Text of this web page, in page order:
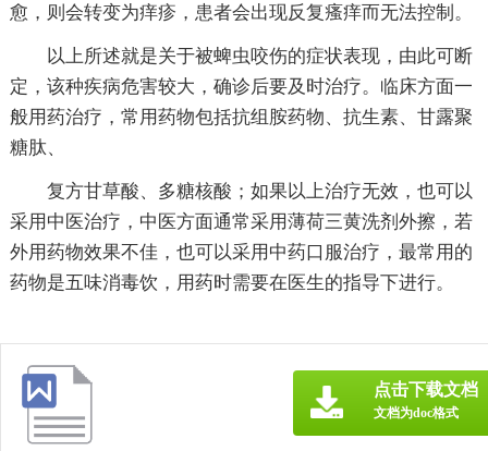
愈，则会转变为痒疹，患者会出现反复瘙痒而无法控制。
以上所述就是关于被蜱虫咬伤的症状表现，由此可断
定，该种疾病危害较大，确诊后要及时治疗。临床方面一
般用药治疗，常用药物包括抗组胺药物、抗生素、甘露聚
糖肽、
复方甘草酸、多糖核酸；如果以上治疗无效，也可以
采用中医治疗，中医方面通常采用薄荷三黄洗剂外擦，若
外用药物效果不佳，也可以采用中药口服治疗，最常用的
药物是五味消毒饮，用药时需要在医生的指导下进行。
点击下载文档
文档为doc格式